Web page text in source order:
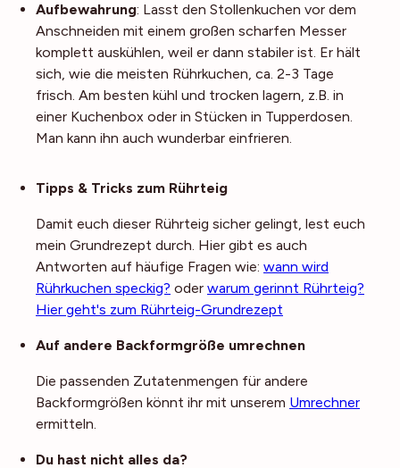
Aufbewahrung: Lasst den Stollenkuchen vor dem
Anschneiden mit einem großen scharfen Messer
komplett auskühlen, weil er dann stabiler ist. Er hält
sich, wie die meisten Rührkuchen, ca. 2-3 Tage
frisch. Am besten kühl und trocken lagern, z.B. in
einer Kuchenbox oder in Stücken in Tupperdosen.
Man kann ihn auch wunderbar einfrieren.
Tipps & Tricks zum Rührteig
Damit euch dieser Rührteig sicher gelingt, lest euch
mein Grundrezept durch. Hier gibt es auch
Antworten auf häufige Fragen wie: wann wird
Rührkuchen speckig? oder warum gerinnt Rührteig?
Hier geht's zum Rührteig-Grundrezept
Auf andere Backformgröße umrechnen
Die passenden Zutatenmengen für andere
Backformgrößen könnt ihr mit unserem Umrechner
ermitteln.
Du hast nicht alles da?